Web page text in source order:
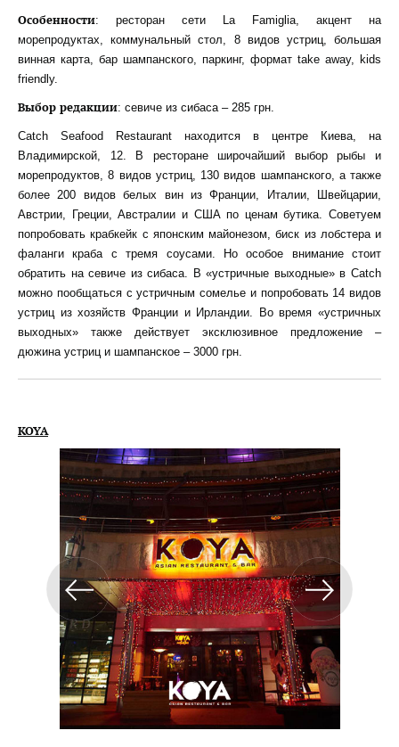
Особенности: ресторан сети La Famiglia, акцент на
морепродуктах, коммунальный стол, 8 видов устриц, большая
винная карта, бар шампанского, паркинг, формат take away, kids
friendly.
Выбор редакции: севиче из сибаса – 285 грн.
Catch Seafood Restaurant находится в центре Киева, на
Владимирской, 12. В ресторане широчайший выбор рыбы и
морепродуктов, 8 видов устриц, 130 видов шампанского, а также
более 200 видов белых вин из Франции, Италии, Швейцарии,
Австрии, Греции, Австралии и США по ценам бутика. Советуем
попробовать крабкейк с японским майонезом, биск из лобстера и
фаланги краба с тремя соусами. Но особое внимание стоит
обратить на севиче из сибаса. В «устричные выходные» в Catch
можно пообщаться с устричным сомелье и попробовать 14 видов
устриц из хозяйств Франции и Ирландии. Во время «устричных
выходных» также действует эксклюзивное предложение –
дюжина устриц и шампанское – 3000 грн.
KOYA